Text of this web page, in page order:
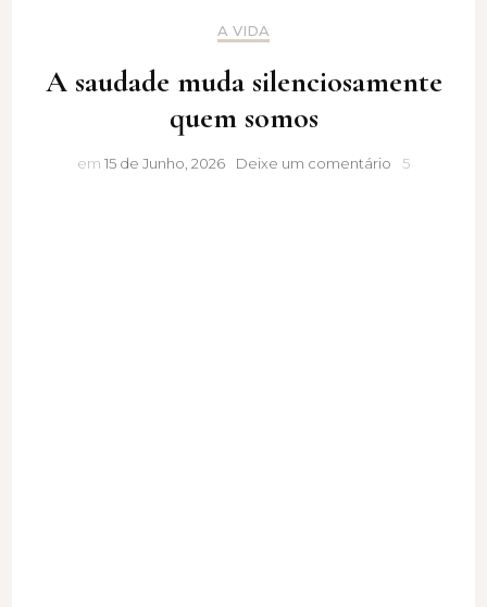
A VIDA
A saudade muda silenciosamente
quem somos
em 15 de Junho, 2026 Deixe um comentário 5